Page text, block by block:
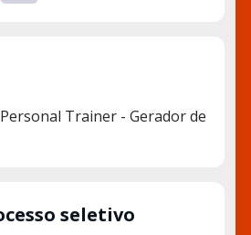
Trainer - Gerador de
seletivo